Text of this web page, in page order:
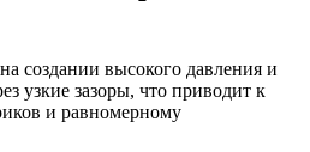
создании высокого давления и
узкие зазоры, что приводит к
и равномерному